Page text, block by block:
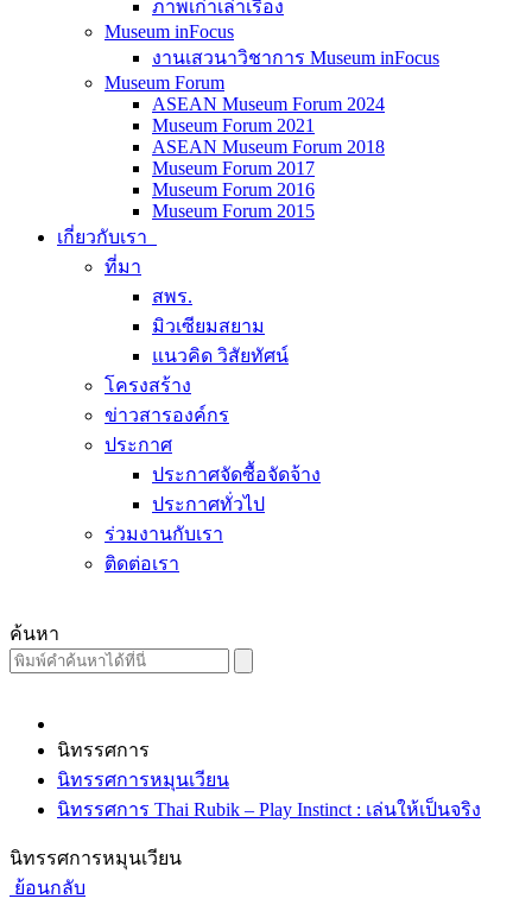
ภาพเก่าเล่าเรื่อง
Museum inFocus
งานเสวนาวิชาการ Museum inFocus
Museum Forum
ASEAN Museum Forum 2024
Museum Forum 2021
ASEAN Museum Forum 2018
Museum Forum 2017
Museum Forum 2016
Museum Forum 2015
เกี่ยวกับเรา
ที่มา
สพร.
มิวเซียมสยาม
แนวคิด วิสัยทัศน์
โครงสร้าง
ข่าวสารองค์กร
ประกาศ
ประกาศจัดซื้อจัดจ้าง
ประกาศทั่วไป
ร่วมงานกับเรา
ติดต่อเรา
ค้นหา
นิทรรศการ
นิทรรศการหมุนเวียน
นิทรรศการ Thai Rubik – Play Instinct : เล่นให้เป็นจริง
นิทรรศการหมุนเวียน
ย้อนกลับ